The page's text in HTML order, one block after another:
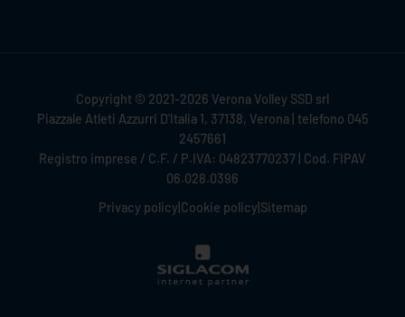
Copyright © 2021-2026 Verona Volley SSD srl
Piazzale Atleti Azzurri D'Italia 1, 37138, Verona | telefono 045
2457661
Registro imprese / C.F. / P.IVA: 04823770237 | Cod. FIPAV
06.028.0396
Privacy policy Cookie policy Sitemap